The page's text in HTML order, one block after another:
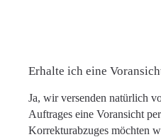
Erhalte ich eine
Ja, wir versenden natürlich
Auftrages eine Voransicht
Korrekturabzuges möchten